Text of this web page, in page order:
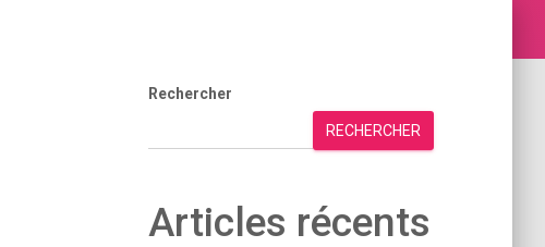
Rechercher
RECHERCHER
Articles récents